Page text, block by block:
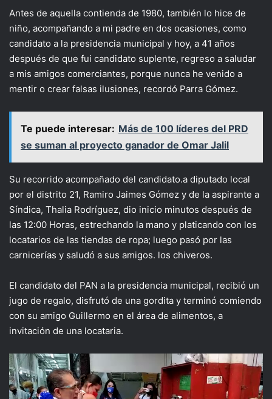
Antes de aquella contienda de 1980, también lo hice de
niño, acompañando a mi padre en dos ocasiones, como
candidato a la presidencia municipal y hoy, a 41 años
después de que fui candidato suplente, regreso a saludar
a mis amigos comerciantes, porque nunca he venido a
mentir o crear falsas ilusiones, recordó Parra Gómez.
Te puede interesar: Más de 100 líderes del PRD
se suman al proyecto ganador de Omar Jalil
Su recorrido acompañado del candidato.a diputado local
por el distrito 21, Ramiro Jaimes Gómez y de la aspirante a
Síndica, Thalia Rodríguez, dio inicio minutos después de
las 12:00 Horas, estrechando la mano y platicando con los
locatarios de las tiendas de ropa; luego pasó por las
carnicerías y saludó a sus amigos. los chiveros.
El candidato del PAN a la presidencia municipal, recibió un
jugo de regalo, disfrutó de una gordita y terminó comiendo
con su amigo Guillermo en el área de alimentos, a
invitación de una locataria.